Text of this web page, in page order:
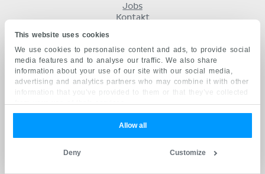
This website uses cookies
We use cookies to personalise content and ads, to provide social
media features and to analyse our traffic. We also share
information about your use of our site with our social media,
advertising and analytics partners who may combine it with other
information that you’ve provided to them or that they’ve collected
from your use of their services.
Allow all
Customize
Deny
Jobs
Kontakt
Geschäftsbedingungen
Datenschutz
KENHUB AUF...
English
русский